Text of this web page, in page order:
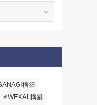
構築
✴️WEXAL構築